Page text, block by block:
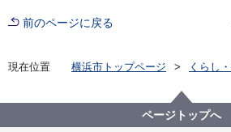
前のページに戻る
現在位置 横浜市トップページ
くらし
横浜みどりアップ計画
計画の柱３「市民が実感できる緑
地域緑のまちづくり
ページトップへ